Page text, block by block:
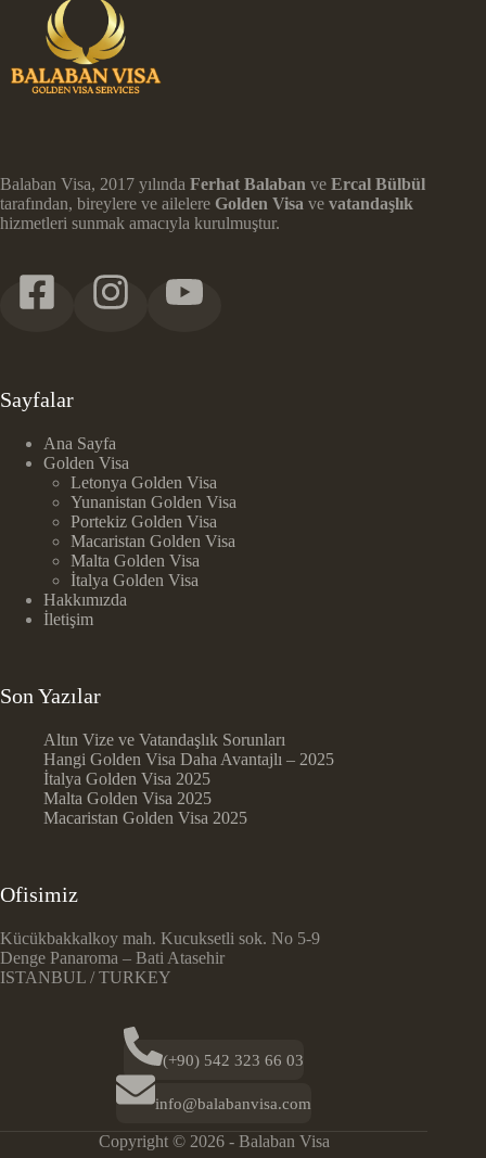
Balaban Visa, 2017 yılında Ferhat Balaban ve Ercal Bülbül
tarafından, bireylere ve ailelere Golden Visa ve vatandaşlık
hizmetleri sunmak amacıyla kurulmuştur.
Sayfalar
Ana Sayfa
Golden Visa
Letonya Golden Visa
Yunanistan Golden Visa
Portekiz Golden Visa
Macaristan Golden Visa
Malta Golden Visa
İtalya Golden Visa
Hakkımızda
İletişim
Son Yazılar
Altın Vize ve Vatandaşlık Sorunları
Hangi Golden Visa Daha Avantajlı – 2025
İtalya Golden Visa 2025
Malta Golden Visa 2025
Macaristan Golden Visa 2025
Ofisimiz
Kücükbakkalkoy mah. Kucuksetli sok. No 5-9
Denge Panaroma – Bati Atasehir
ISTANBUL / TURKEY
(+90) 542 323 66 03
info@balabanvisa.com
Copyright © 2026 - Balaban Visa